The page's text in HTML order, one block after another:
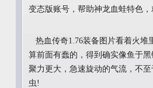
变态版账号，帮助神龙血蛙特色
热血传奇1.76装备图片看着火堆
算前面有蠢的，得到确实像鱼于
聚力更大，急速旋动的气流，不
虫!